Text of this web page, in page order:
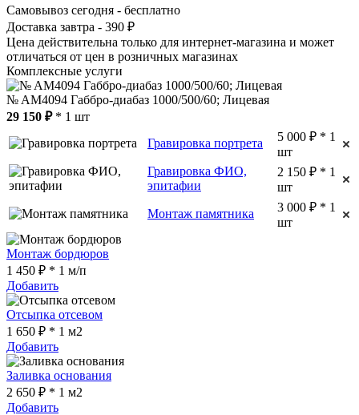
Самовывоз сегодня - бесплатно
Доставка завтра - 390 ₽
Цена действительна только для интернет-магазина и может
отличаться от цен в розничных магазинах
Комплексные услуги
№ AM4094 Габбро-диабаз 1000/500/60; Лицевая
29 150 ₽* 1 шт
Гравировка портрета
5 000 ₽ * 1
шт
Гравировка ФИО,
эпитафии
2 150 ₽ * 1
шт
Монтаж памятника
3 000 ₽ * 1
шт
Монтаж бордюров
1 450 ₽ * 1 м/п
Добавить
Отсыпка отсевом
1 650 ₽ * 1 м2
Добавить
Заливка основания
2 650 ₽ * 1 м2
Добавить